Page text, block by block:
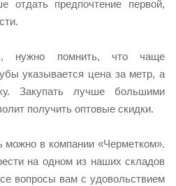
отдать предпочтение первой,
нужно помнить, что чаще
указывается цена за метр, а
Закупать лучше большими
получить оптовые скидки.
в компании «Черметком».
на одном из наших складов
вопросы вам с удовольствием